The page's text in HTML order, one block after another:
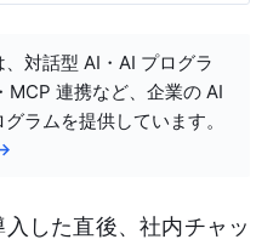
対話型 AI・AI プログラ
MCP 連携など、企業の AI
ラムを提供しています。
した直後、社内チャッ